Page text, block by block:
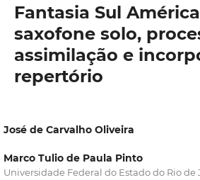
Fantasia Sul
saxofone solo,
assimilação e
repertório
José de Carvalho Oliveira
Marco Tulio de Paula Pinto
Universidade Federal do Estado do Rio de